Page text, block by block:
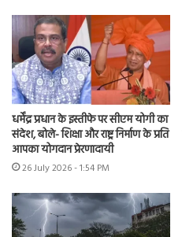
धर्मेंद्र प्रधान के इस्तीफे पर सीएम योगी का
संदेश, बोले- शिक्षा और राष्ट्र निर्माण के प्रति
आपका योगदान प्रेरणादायी
26 July 2026 - 1:54 PM